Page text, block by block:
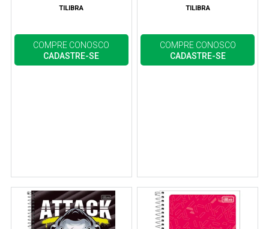
TILIBRA
COMPRE CONOSCO
CADASTRE-SE
TILIBRA
COMPRE CONOSCO
CADASTRE-SE